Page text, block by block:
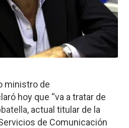
ministro de
hoy que “va a tratar de
, actual titular de la
de Comunicación